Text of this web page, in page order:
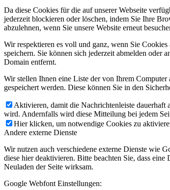
Da diese Cookies für die auf unserer Webseite
jederzeit blockieren oder löschen, indem Sie Ihre
abzulehnen, wenn Sie unsere Website erneut
Wir respektieren es voll und ganz, wenn Sie
speichern. Sie können sich jederzeit abmelden oder
Domain entfernt.
Wir stellen Ihnen eine Liste der von Ihrem
gespeichert werden. Diese können Sie in den
Aktivieren, damit die Nachrichtenleiste dauerhaft
wird. Andernfalls wird diese Mitteilung bei jedem
Hier klicken, um notwendige Cookies zu
Andere externe Dienste
Wir nutzen auch verschiedene externe Dienste wie
diese hier deaktivieren. Bitte beachten Sie, dass
Neuladen der Seite wirksam.
Google Webfont Einstellungen: